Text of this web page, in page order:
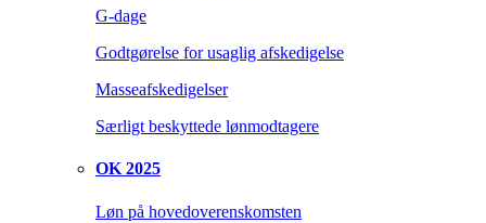
G-dage
Godtgørelse for usaglig afskedigelse
Masseafskedigelser
Særligt beskyttede lønmodtagere
OK 2025
Løn på hovedoverenskomsten